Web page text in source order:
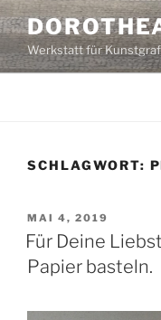
Zum
Inhalt
springenWerkstatt für
SCHLAGWORT:
VERÖFFENTLICHT
AM
MAI 4, 2019
Für Deine
Papier basteln.